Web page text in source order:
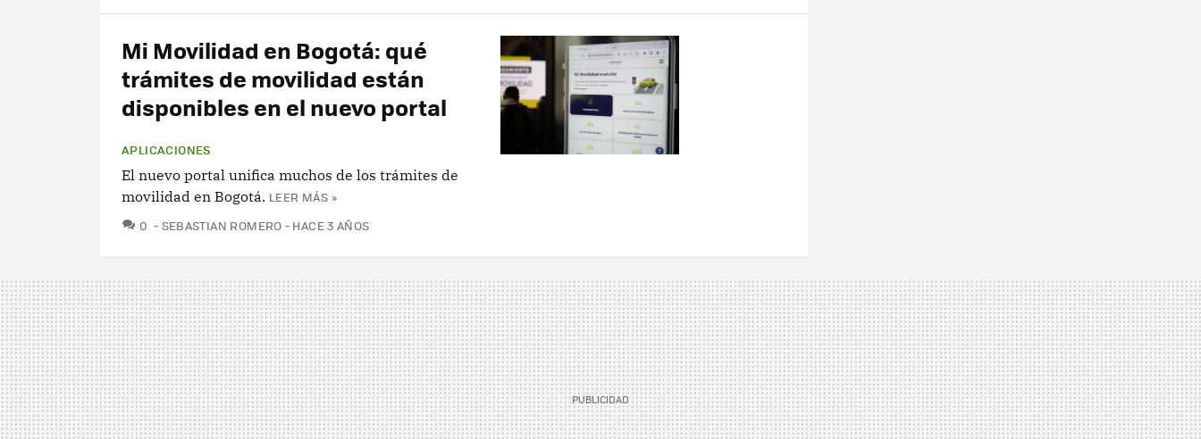
Mi Movilidad en Bogotá: qué
trámites de movilidad están
disponibles en el nuevo portal
APLICACIONES
El nuevo portal unifica muchos de los trámites de
movilidad en Bogotá. LEER MÁS »
0 COMENTARIOS
SEBASTIAN ROMERO HACE 3 AÑOS